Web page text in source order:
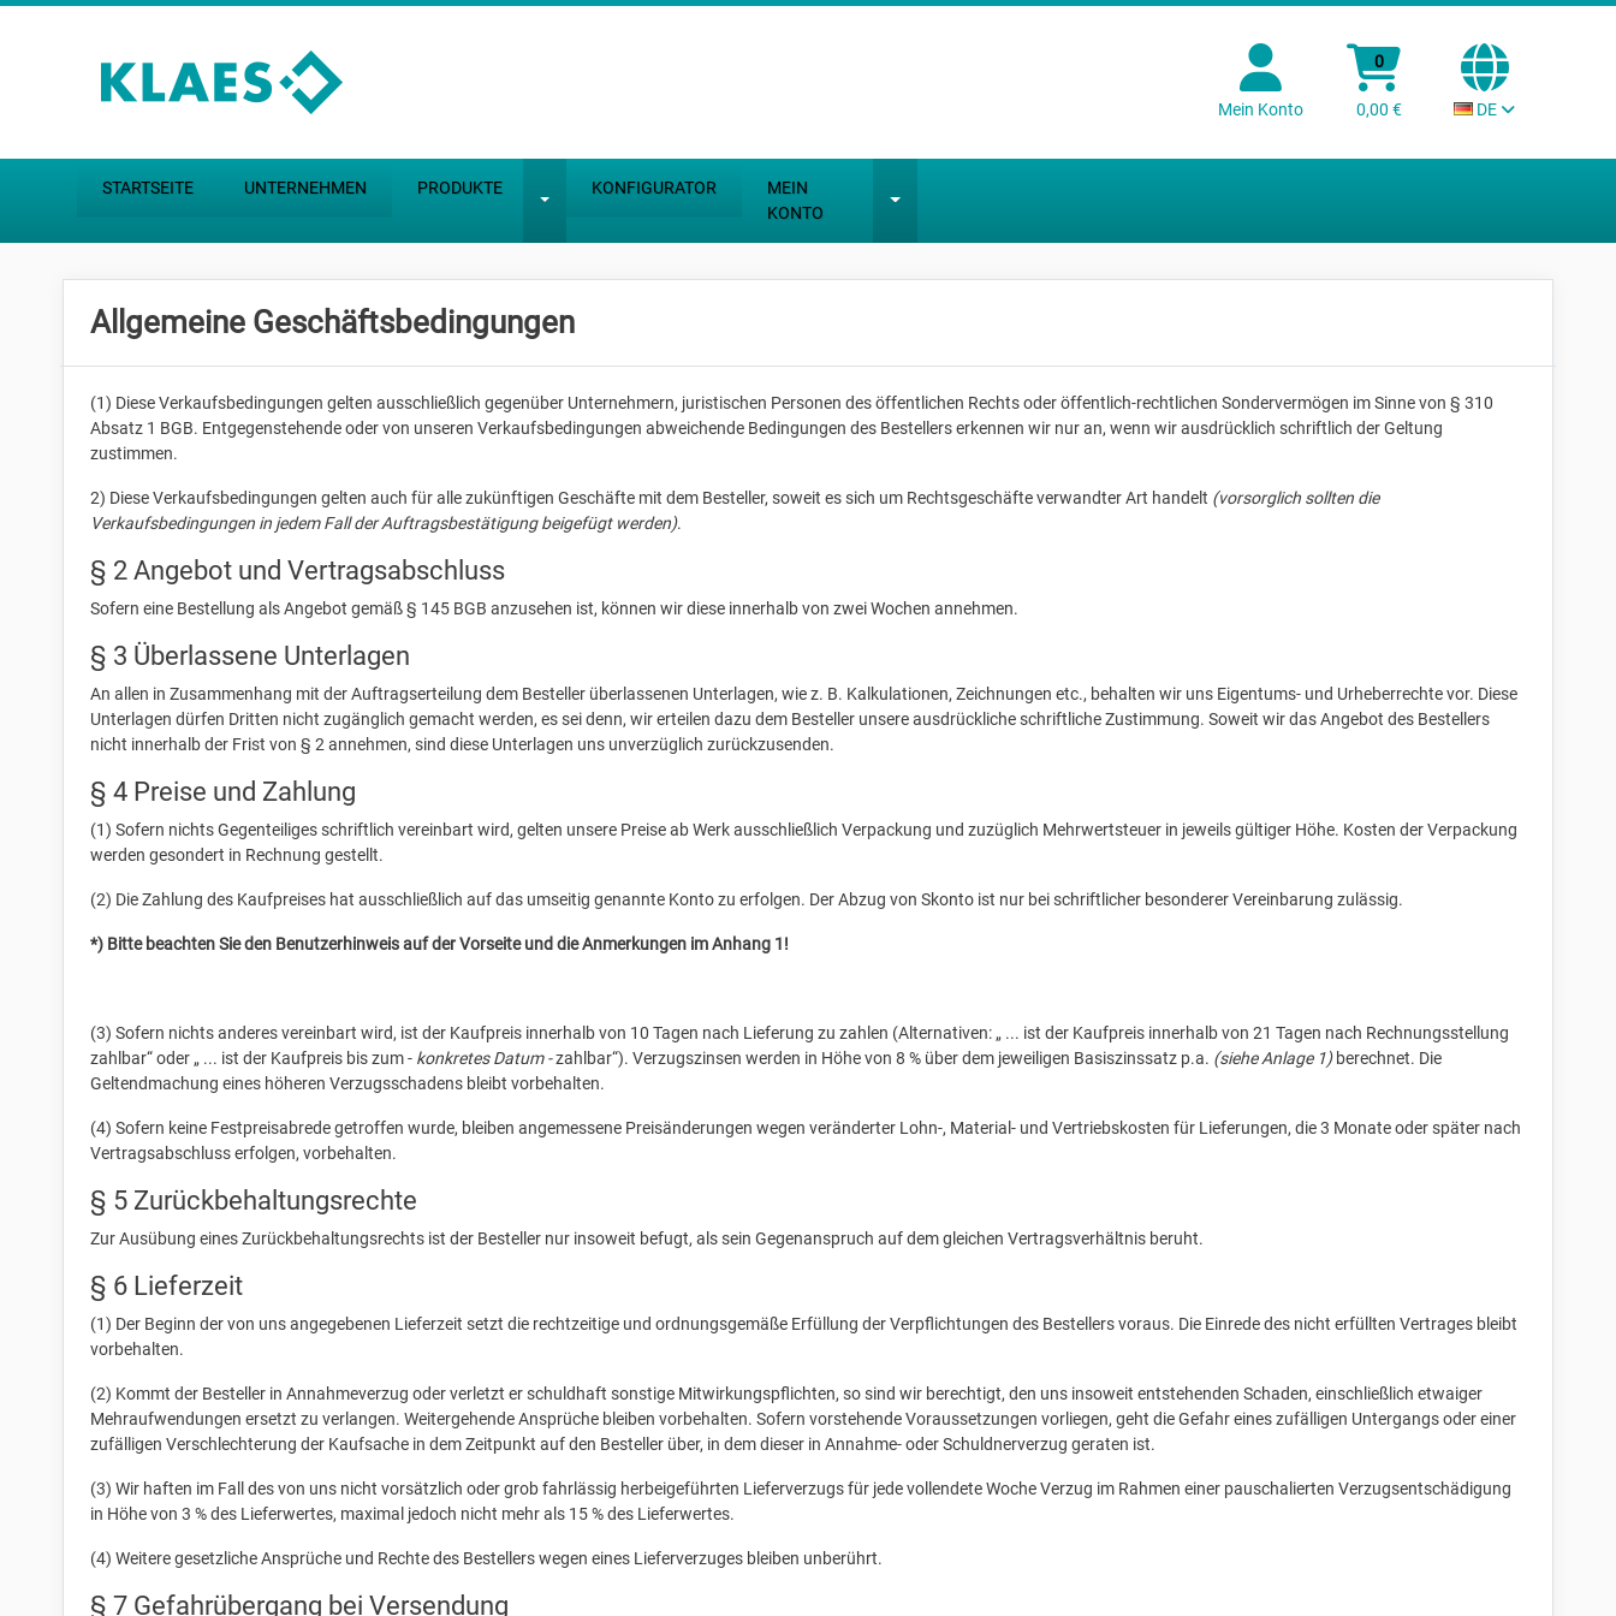
Zum Hauptinhalt springen
Mein Konto
0
0,00 € DE
STARTSEITE UNTERNEHMEN PRODUKTE KONFIGURATOR
MEIN
KONTO
Allgemeine Geschäftsbedingungen
(1) Diese Verkaufsbedingungen gelten ausschließlich gegenüber Unternehmern, juristischen Personen des öffentlichen Rechts oder öffentlich-rechtlichen Sondervermögen im Sinne von § 310
Absatz 1 BGB. Entgegenstehende oder von unseren Verkaufsbedingungen abweichende Bedingungen des Bestellers erkennen wir nur an, wenn wir ausdrücklich schriftlich der Geltung
zustimmen.
2) Diese Verkaufsbedingungen gelten auch für alle zukünftigen Geschäfte mit dem Besteller, soweit es sich um Rechtsgeschäfte verwandter Art handelt (vorsorglich sollten die
Verkaufsbedingungen in jedem Fall der Auftragsbestätigung beigefügt werden).
§ 2 Angebot und Vertragsabschluss
Sofern eine Bestellung als Angebot gemäß § 145 BGB anzusehen ist, können wir diese innerhalb von zwei Wochen annehmen.
§ 3 Überlassene Unterlagen
An allen in Zusammenhang mit der Auftragserteilung dem Besteller überlassenen Unterlagen, wie z. B. Kalkulationen, Zeichnungen etc., behalten wir uns Eigentums- und Urheberrechte vor. Diese
Unterlagen dürfen Dritten nicht zugänglich gemacht werden, es sei denn, wir erteilen dazu dem Besteller unsere ausdrückliche schriftliche Zustimmung. Soweit wir das Angebot des Bestellers
nicht innerhalb der Frist von § 2 annehmen, sind diese Unterlagen uns unverzüglich zurückzusenden.
§ 4 Preise und Zahlung
(1) Sofern nichts Gegenteiliges schriftlich vereinbart wird, gelten unsere Preise ab Werk ausschließlich Verpackung und zuzüglich Mehrwertsteuer in jeweils gültiger Höhe. Kosten der Verpackung
werden gesondert in Rechnung gestellt.
(2) Die Zahlung des Kaufpreises hat ausschließlich auf das umseitig genannte Konto zu erfolgen. Der Abzug von Skonto ist nur bei schriftlicher besonderer Vereinbarung zulässig.
*) Bitte beachten Sie den Benutzerhinweis auf der Vorseite und die Anmerkungen im Anhang 1!
(3) Sofern nichts anderes vereinbart wird, ist der Kaufpreis innerhalb von 10 Tagen nach Lieferung zu zahlen (Alternativen: „ ... ist der Kaufpreis innerhalb von 21 Tagen nach Rechnungsstellung
zahlbar“ oder „ ... ist der Kaufpreis bis zum - konkretes Datum -zahlbar“). Verzugszinsen werden in Höhe von 8 % über dem jeweiligen Basiszinssatz p.a. (siehe Anlage 1)berechnet. Die
Geltendmachung eines höheren Verzugsschadens bleibt vorbehalten.
(4) Sofern keine Festpreisabrede getroffen wurde, bleiben angemessene Preisänderungen wegen veränderter Lohn-, Material- und Vertriebskosten für Lieferungen, die 3 Monate oder später nach
Vertragsabschluss erfolgen, vorbehalten.
§ 5 Zurückbehaltungsrechte
Zur Ausübung eines Zurückbehaltungsrechts ist der Besteller nur insoweit befugt, als sein Gegenanspruch auf dem gleichen Vertragsverhältnis beruht.
§ 6 Lieferzeit
(1) Der Beginn der von uns angegebenen Lieferzeit setzt die rechtzeitige und ordnungsgemäße Erfüllung der Verpflichtungen des Bestellers voraus. Die Einrede des nicht erfüllten Vertrages bleibt
vorbehalten.
(2) Kommt der Besteller in Annahmeverzug oder verletzt er schuldhaft sonstige Mitwirkungspflichten, so sind wir berechtigt, den uns insoweit entstehenden Schaden, einschließlich etwaiger
Mehraufwendungen ersetzt zu verlangen. Weitergehende Ansprüche bleiben vorbehalten. Sofern vorstehende Voraussetzungen vorliegen, geht die Gefahr eines zufälligen Untergangs oder einer
zufälligen Verschlechterung der Kaufsache in dem Zeitpunkt auf den Besteller über, in dem dieser in Annahme- oder Schuldnerverzug geraten ist.
(3) Wir haften im Fall des von uns nicht vorsätzlich oder grob fahrlässig herbeigeführten Lieferverzugs für jede vollendete Woche Verzug im Rahmen einer pauschalierten Verzugsentschädigung
in Höhe von 3 % des Lieferwertes, maximal jedoch nicht mehr als 15 % des Lieferwertes.
(4) Weitere gesetzliche Ansprüche und Rechte des Bestellers wegen eines Lieferverzuges bleiben unberührt.
§ 7 Gefahrübergang bei Versendung